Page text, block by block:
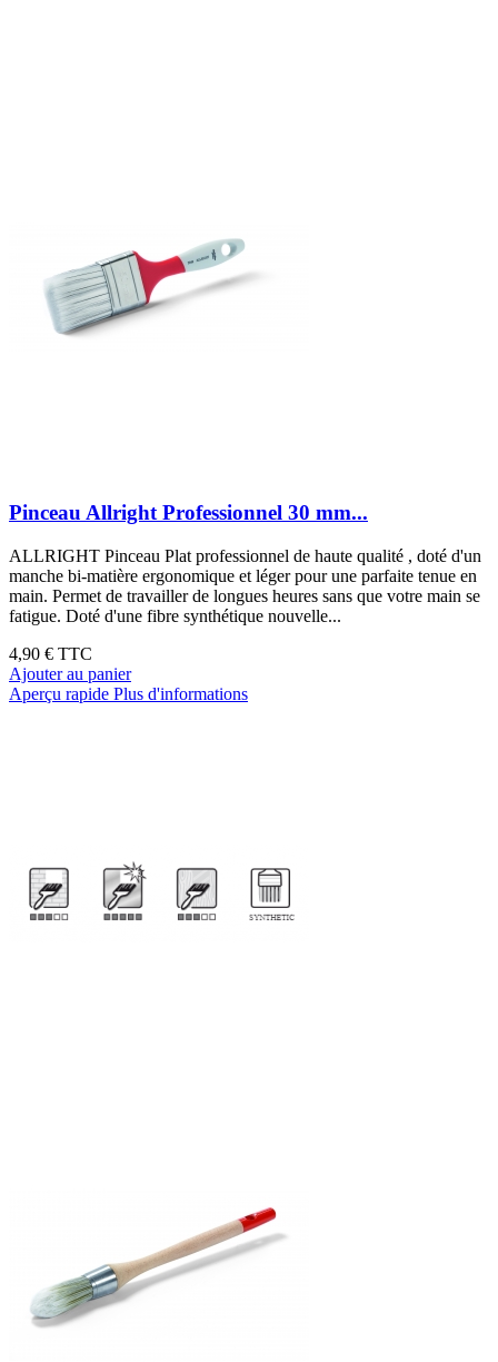
Pinceau Allright Professionnel 30 mm...
ALLRIGHT Pinceau Plat professionnel de haute qualité , doté d'un
manche bi-matière ergonomique et léger pour une parfaite tenue en
main. Permet de travailler de longues heures sans que votre main se
fatigue. Doté d'une fibre synthétique nouvelle...
4,90 € TTC
Ajouter au panier
Aperçu rapide Plus d'informations